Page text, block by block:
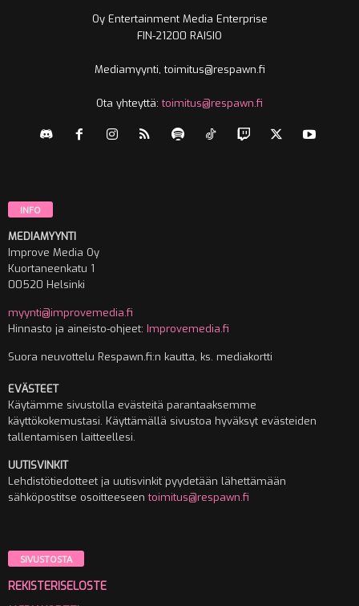
Oy Entertainment Media Enterprise
FIN-21200 RAISIO
Mediamyynti, toimitus@respawn.fi
Ota yhteyttä:toimitus@respawn.fi
INFO
MEDIAMYYNTI
Improve Media Oy
Kuortaneenkatu 1
00520 Helsinki
myynti@improvemedia.fi
Hinnasto ja aineisto-ohjeet: Improvemedia.fi
Suora neuvottelu Respawn.fi:n kautta, ks. mediakortti
EVÄSTEET
Käytämme sivustolla evästeitä parantaaksemme
käyttökokemustasi. Käyttämällä sivustoa hyväksyt evästeiden
tallentamisen laitteellesi.
UUTISVINKIT
Lehdistötiedotteet ja uutisvinkit pyydetään lähettämään
sähköpostitse osoitteeseentoimitus@respawn.fi
SIVUSTOSTA
REKISTERISELOSTE